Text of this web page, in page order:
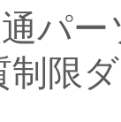
パー
限